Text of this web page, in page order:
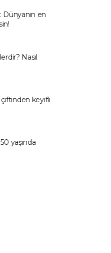
Dünyanın en
Nasıl
çiftinden keyifli
yaşında